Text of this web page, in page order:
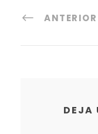
ANTERIOR
DEJA